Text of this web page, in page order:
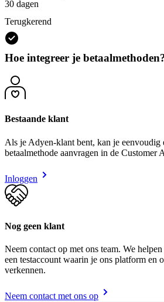
30 dagen
Terugkerend
Hoe integreer je
Bestaande klant
Als je Adyen-klant bent, kan je eenvoudig
betaalmethode aanvragen in de Customer
Inloggen
Nog geen klant
Neem contact op met ons team. We
een testaccount waarin je ons platform en
verkennen.
Neem contact met ons op